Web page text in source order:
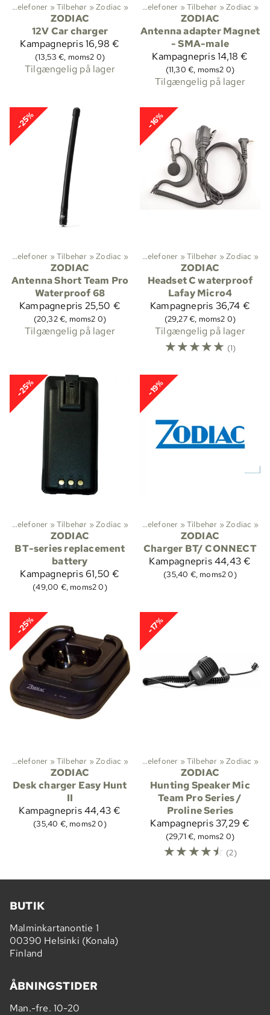
Radiotelefoner ‪»Tilbehør ‪»Zodiac ‪»
ZODIAC
12V Car charger
Kampagnepris16,98 €
(13,53 €, moms2 0)
Tilgængelig på lager
Sportsgrene ‪» Jagt ‪» Radiotelefoner ‪»Tilbehør ‪»Zodiac ‪»
ZODIAC
Antenna adapter Magnet
- SMA-male
Kampagnepris14,18 €
(11,30 €, moms2 0)
Tilgængelig på lager
-25%
Radiotelefoner ‪»Tilbehør ‪»Zodiac ‪»
ZODIAC
Antenna Short Team Pro
Waterproof 68
Kampagnepris 25,50 €
(20,32 €, moms2 0)
Tilgængelig på lager
-16%
Sportsgrene ‪» Jagt ‪» Radiotelefoner ‪»Tilbehør ‪»Zodiac ‪»
ZODIAC
Headset C waterproof
Lafay Micro4
Kampagnepris 36,74 €
(29,27 €, moms2 0)
Tilgængelig på lager
☆☆☆☆☆ (1)
-25%
Radiotelefoner ‪»Tilbehør ‪»Zodiac ‪»
ZODIAC
BT-series replacement
battery
Kampagnepris61,50 €
(49,00 €, moms2 0)
-19%
Sportsgrene ‪» Jagt ‪» Radiotelefoner ‪»Tilbehør ‪»Zodiac ‪»
ZODIAC
Charger BT/ CONNECT
Kampagnepris44,43 €
(35,40 €, moms2 0)
-25%
Radiotelefoner ‪»Tilbehør ‪»Zodiac ‪»
ZODIAC
Desk charger Easy Hunt
II
Kampagnepris44,43 €
(35,40 €, moms2 0)
-17%
Sportsgrene ‪» Jagt ‪» Radiotelefoner ‪»Tilbehør ‪»Zodiac ‪»
ZODIAC
Hunting Speaker Mic
Team Pro Series /
Proline Series
Kampagnepris37,29 €
(29,71 €, moms2 0)
☆☆☆☆☆ (2)
BUTIK
Malminkartanontie 1
00390 Helsinki (Konala)
Finland
ÅBNINGSTIDER
Man.-fre. 10-20